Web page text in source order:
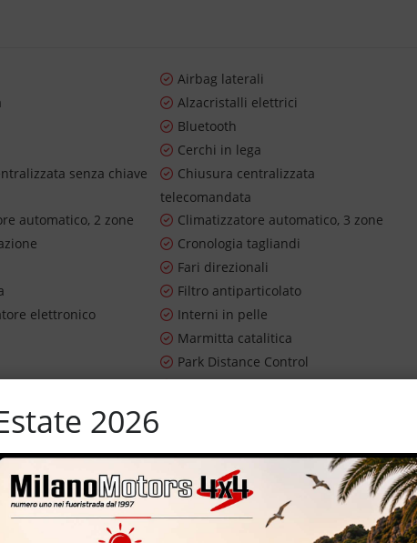
Airbag laterali
Alzacristalli elettrici
Bluetooth
Cerchi in lega
senza chiave
Chiusura centralizzata
telecomandata
automatico, 2 zone
Climatizzatore automatico, 3 zone
Cronologia tagliandi
Fari direzionali
Filtro antiparticolato
elettronico
Interni in pelle
Marmitta catalitica
Park Distance Control
ausiliario
sportive
Specchietti laterali elettrici
per parcheggio assistito
Touch screen
Vivavoce
2026